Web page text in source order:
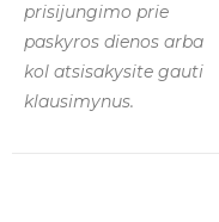
prisijungimo prie
paskyros dienos arba
kol atsisakysite gauti
klausimynus.